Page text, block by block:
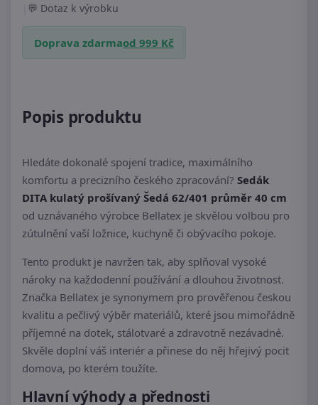
Dotaz k výrobku
Doprava zdarmaod 999 Kč
Popis produktu
Hledáte dokonalé spojení tradice, maximálního
komfortu a precizního českého zpracování? Sedák
DITA kulatý prošívaný Šedá 62/401 průměr 40 cm
od uznávaného výrobce Bellatex je skvělou volbou pro
zútulnění vaší ložnice, kuchyně či obývacího pokoje.
Tento produkt je navržen tak, aby splňoval vysoké
nároky na každodenní používání a dlouhou životnost.
Značka Bellatex je synonymem pro prověřenou českou
kvalitu a pečlivý výběr materiálů, které jsou mimořádně
příjemné na dotek, stálotvaré a zdravotně nezávadné.
Skvěle doplní váš interiér a přinese do něj hřejivý pocit
domova, po kterém toužíte.
Hlavní výhody a přednosti